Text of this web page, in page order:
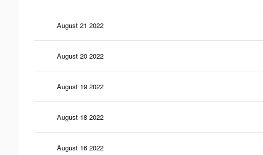
August 21 2022
August 20 2022
August 19 2022
August 18 2022
August 16 2022